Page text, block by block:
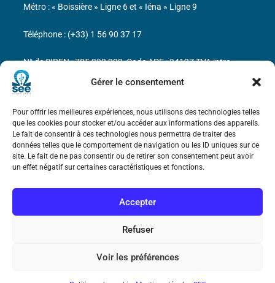
Gérer le consentement
Pour offrir les meilleures expériences, nous utilisons des technologies telles
que les cookies pour stocker et/ou accéder aux informations des appareils.
Le fait de consentir à ces technologies nous permettra de traiter des
données telles que le comportement de navigation ou les ID uniques sur ce
site. Le fait de ne pas consentir ou de retirer son consentement peut avoir
un effet négatif sur certaines caractéristiques et fonctions.
Accepter
Refuser
Voir les préférences
Marie Ampère
Mentions légales
Métro : « Boissière » Ligne 6 et « Iéna » Ligne 9
Téléphone : (+33) 1 56 90 37 17
N° de SIREN : 785 393 232, Code APE : 9412Z TVA intra-
communautaire : FR44 785 393 232